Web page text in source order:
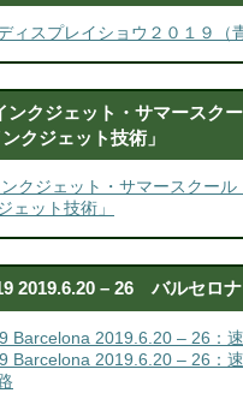
ィスプレイショウ２０１９（
ンクジェット・サマースク
クジェット技術」
クジェット・サマースクール
ェット技術」
2019.6.20 – 26 バルセロナ
Barcelona 2019.6.20 – 26：速
Barcelona 2019.6.20 – 26：